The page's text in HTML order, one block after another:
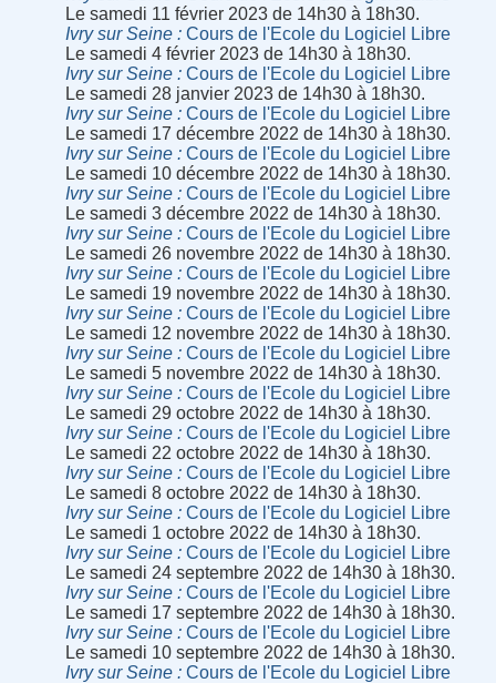
Le samedi 11 février 2023 de 14h30 à 18h30.
Ivry sur Seine
Cours de l'Ecole du Logiciel Libre
Le samedi 4 février 2023 de 14h30 à 18h30.
Ivry sur Seine
Cours de l'Ecole du Logiciel Libre
Le samedi 28 janvier 2023 de 14h30 à 18h30.
Ivry sur Seine
Cours de l'Ecole du Logiciel Libre
Le samedi 17 décembre 2022 de 14h30 à 18h30.
Ivry sur Seine
Cours de l'Ecole du Logiciel Libre
Le samedi 10 décembre 2022 de 14h30 à 18h30.
Ivry sur Seine
Cours de l'Ecole du Logiciel Libre
Le samedi 3 décembre 2022 de 14h30 à 18h30.
Ivry sur Seine
Cours de l'Ecole du Logiciel Libre
Le samedi 26 novembre 2022 de 14h30 à 18h30.
Ivry sur Seine
Cours de l'Ecole du Logiciel Libre
Le samedi 19 novembre 2022 de 14h30 à 18h30.
Ivry sur Seine
Cours de l'Ecole du Logiciel Libre
Le samedi 12 novembre 2022 de 14h30 à 18h30.
Ivry sur Seine
Cours de l'Ecole du Logiciel Libre
Le samedi 5 novembre 2022 de 14h30 à 18h30.
Ivry sur Seine
Cours de l'Ecole du Logiciel Libre
Le samedi 29 octobre 2022 de 14h30 à 18h30.
Ivry sur Seine
Cours de l'Ecole du Logiciel Libre
Le samedi 22 octobre 2022 de 14h30 à 18h30.
Ivry sur Seine
Cours de l'Ecole du Logiciel Libre
Le samedi 8 octobre 2022 de 14h30 à 18h30.
Ivry sur Seine
Cours de l'Ecole du Logiciel Libre
Le samedi 1 octobre 2022 de 14h30 à 18h30.
Ivry sur Seine
Cours de l'Ecole du Logiciel Libre
Le samedi 24 septembre 2022 de 14h30 à 18h30.
Ivry sur Seine
Cours de l'Ecole du Logiciel Libre
Le samedi 17 septembre 2022 de 14h30 à 18h30.
Ivry sur Seine
Cours de l'Ecole du Logiciel Libre
Le samedi 10 septembre 2022 de 14h30 à 18h30.
Ivry sur Seine
Cours de l'Ecole du Logiciel Libre